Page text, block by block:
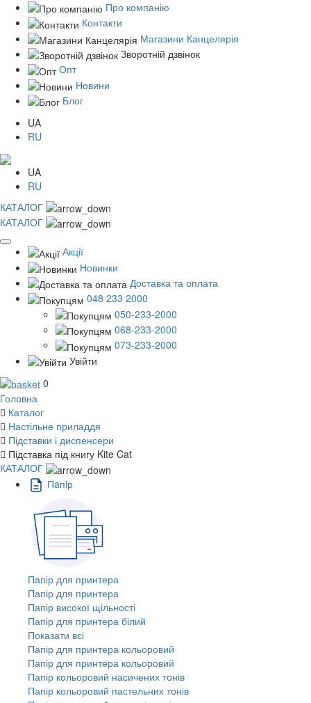
Про компанію
Контакти
Магазини Канцелярія
Зворотній дзвінок
Опт
Новини
Блог
UA
RU
UA
RU
КАТАЛОГ
КАТАЛОГ
Акції
Новинки
Доставка та оплата
048 233 2000
050-233-2000
068-233-2000
073-233-2000
Увійти
0
Головна
Каталог
Настільне приладдя
Підставки і диспенсери
Підставка під книгу Kite Cat
КАТАЛОГ
Пaпiр
Папір для принтера
Папір для принтера
Папір високої щільності
Папір для принтера білий
Показати всі
Папір для принтера кольоровий
Папір для принтера кольоровий
Папір кольоровий насичених тонів
Папір кольоровий пастельних тонів